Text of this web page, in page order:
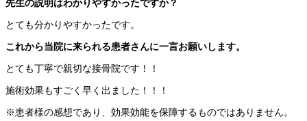
先生の説明はわかりやすかったですか？
とても分かりやすかったです。
これから当院に来られる患者さんに一言お願いします。
とても丁寧で親切な接骨院です！！
施術効果もすごく早く出ました！！！
※患者様の感想であり、効果効能を保障するものではありません。